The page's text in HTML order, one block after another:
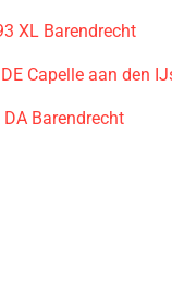
XL Barendrecht
Capelle aan den
Barendrecht